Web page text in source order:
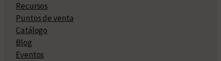
Recursos
Puntos de venta
Catálogo
Blog
Eventos